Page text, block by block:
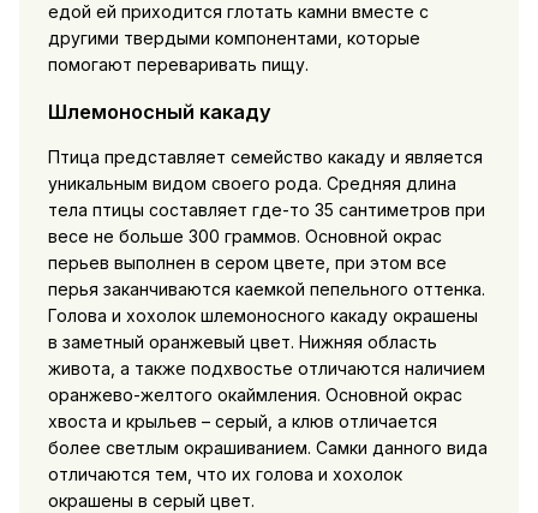
едой ей приходится глотать камни вместе с
другими твердыми компонентами, которые
помогают переваривать пищу.
Шлемоносный какаду
Птица представляет семейство какаду и является
уникальным видом своего рода. Средняя длина
тела птицы составляет где-то 35 сантиметров при
весе не больше 300 граммов. Основной окрас
перьев выполнен в сером цвете, при этом все
перья заканчиваются каемкой пепельного оттенка.
Голова и хохолок шлемоносного какаду окрашены
в заметный оранжевый цвет. Нижняя область
живота, а также подхвостье отличаются наличием
оранжево-желтого окаймления. Основной окрас
хвоста и крыльев – серый, а клюв отличается
более светлым окрашиванием. Самки данного вида
отличаются тем, что их голова и хохолок
окрашены в серый цвет.